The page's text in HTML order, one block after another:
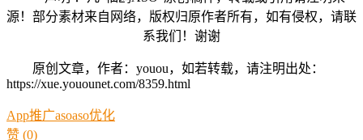
源！部分素材来自网络，版权归原作者所有，如有侵权，请联
系我们！谢谢
原创文章，作者：youou，如若转载，请注明出处：
https://xue.youounet.com/8359.html
App推广asoaso优化
赞 (0)